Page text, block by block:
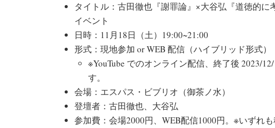
タイトル：古田徹也『謝罪論』×大谷弘『道徳的に
イベント
日時：11月18日（土）19:00~21:00
形式：現地参加 or WEB 配信（ハイブリッド形式）
※YouTube でのオンライン配信、終了後 2023/
す。
会場：エスパス・ビブリオ（御茶ノ水）
登壇者：古田徹也、大谷弘
参加費：会場2000円、WEB配信1000円。※いずれも